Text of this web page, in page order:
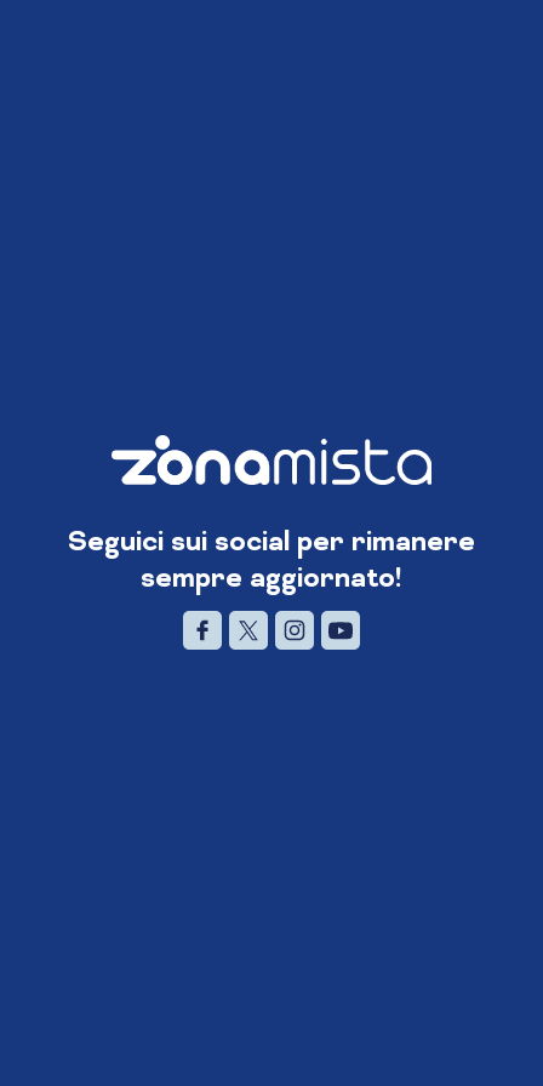
Seguici sui social per rimanere
sempre aggiornato!